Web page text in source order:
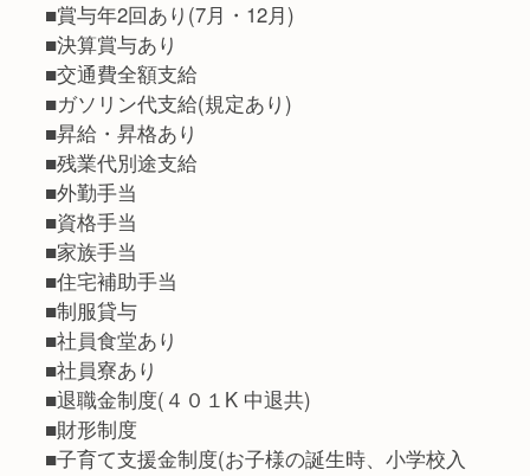
■賞与年2回あり(7月・12月)
■決算賞与あり
■交通費全額支給
■ガソリン代支給(規定あり)
■昇給・昇格あり
■残業代別途支給
■外勤手当
■資格手当
■家族手当
■住宅補助手当
■制服貸与
■社員食堂あり
■社員寮あり
■退職金制度(４０１K 中退共)
■財形制度
■子育て支援金制度(お子様の誕生時、小学校入